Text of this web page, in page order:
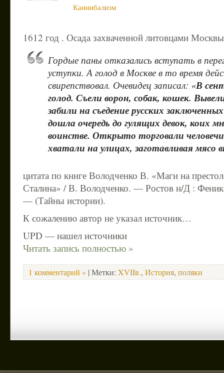
Каннибализм
1612 год . Осада захваченной литовцами
Гордые паны отказались вступать в
уступки. А голод в Москве в то время
свирепствовал. Очевидец записал: «В
голод. Съели ворон, собак, кошек.
забили на съедение русских
дошла очередь до гулящих девок, коих
воинстве. Открыто торговали
хватали на улицах, заготавливая мясо
цитата по книге Володченко В. «Маги на
Сталина» / В. Володченко. — Ростов н/Д :
— (Тайны истории).
К сожалению автор не указал источник…
UPD — нашел источники
Читать запись полностью »
1 комментарий » | Метки: XVIIв., История, поляки